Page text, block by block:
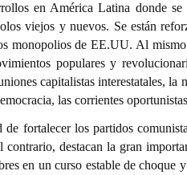
en América Latina donde
viejos y nuevos. Se están
monopolios de EE.UU. Al
populares y
capitalistas interestatales,
las corrientes
de fortalecer los partidos
destacan la gran
en un curso estable de